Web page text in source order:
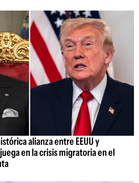
alianza entre EEUU y
en la crisis migratoria en el